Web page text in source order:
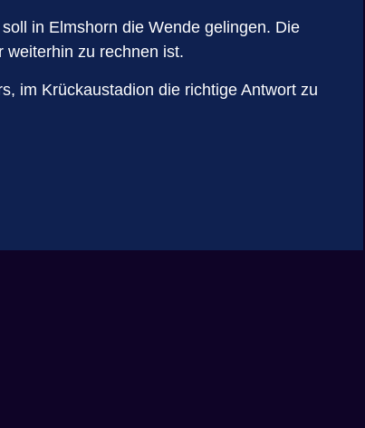
in Elmshorn die Wende gelingen. Die
weiterhin zu rechnen ist.
im Krückaustadion die richtige Antwort zu